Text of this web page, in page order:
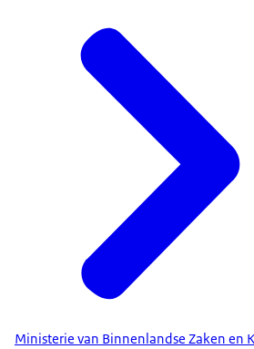
Ministerie van Binnenlandse Zaken en